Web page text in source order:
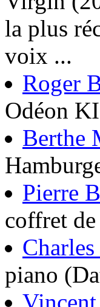
la plus
voix ...
Roger
Odéon
Berthe
Pierre
coffret
Charles
piano